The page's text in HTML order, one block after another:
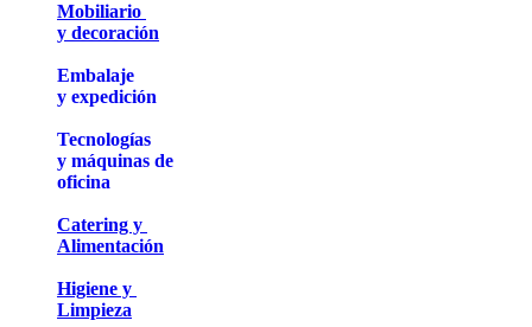
Mobiliario
y decoración
Embalaje
y expedición
Tecnologías
y máquinas de
oficina
Catering y
Alimentación
Higiene y
Limpieza